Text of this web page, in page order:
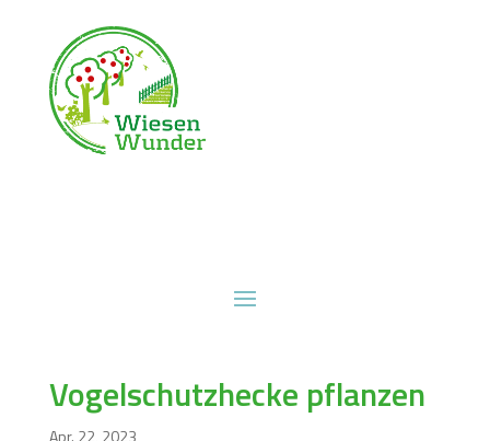
Vogelschutzhecke pflanzen